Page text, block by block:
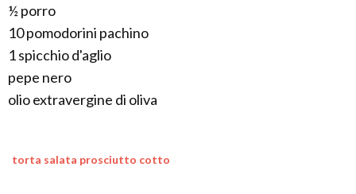
½ porro
10 pomodorini pachino
1 spicchio d'aglio
pepe nero
olio extravergine di oliva
torta salata prosciutto cotto